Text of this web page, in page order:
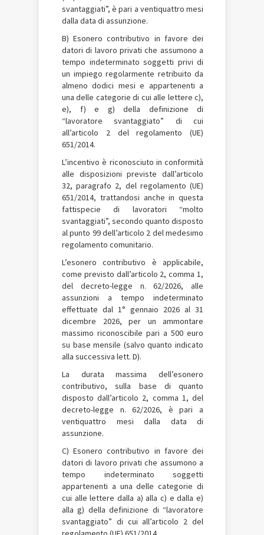
svantaggiati”, è pari a ventiquattro mesi
dalla data di assunzione.
B) Esonero contributivo in favore dei
datori di lavoro privati che assumono a
tempo indeterminato soggetti privi di
un impiego regolarmente retribuito da
almeno dodici mesi e appartenenti a
una delle categorie di cui alle lettere c),
e), f) e g) della definizione di
“lavoratore svantaggiato” di cui
all’articolo 2 del regolamento (UE)
651/2014.
L’incentivo è riconosciuto in conformità
alle disposizioni previste dall’articolo
32, paragrafo 2, del regolamento (UE)
651/2014, trattandosi anche in questa
fattispecie di lavoratori “molto
svantaggiati”, secondo quanto disposto
al punto 99 dell’articolo 2 del medesimo
regolamento comunitario.
L’esonero contributivo è applicabile,
come previsto dall’articolo 2, comma 1,
del decreto-legge n. 62/2026, alle
assunzioni a tempo indeterminato
effettuate dal 1° gennaio 2026 al 31
dicembre 2026, per un ammontare
massimo riconoscibile pari a 500 euro
su base mensile (salvo quanto indicato
alla successiva lett. D).
La durata massima dell’esonero
contributivo, sulla base di quanto
disposto dall’articolo 2, comma 1, del
decreto-legge n. 62/2026, è pari a
ventiquattro mesi dalla data di
assunzione.
C) Esonero contributivo in favore dei
datori di lavoro privati che assumono a
tempo indeterminato soggetti
appartenenti a una delle categorie di
cui alle lettere dalla a) alla c) e dalla e)
alla g) della definizione di “lavoratore
svantaggiato” di cui all’articolo 2 del